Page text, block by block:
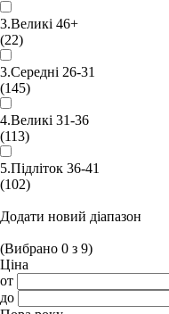
3.Великі 46+
(22)
3.Середні 26-31
(145)
4.Великі 31-36
(113)
5.Підліток 36-41
(102)
Додати новий діапазон
(Вибрано 0 з 9)
Ціна
от
до